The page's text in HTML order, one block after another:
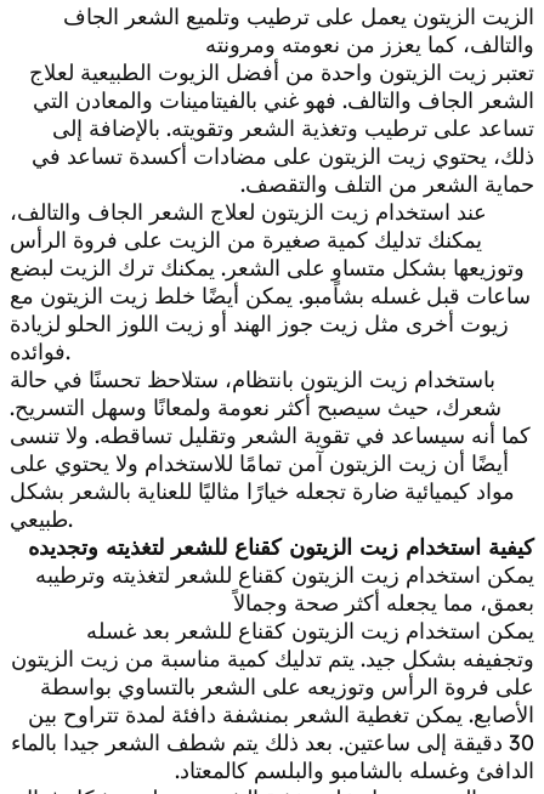
الزيت الزيتون يعمل على ترطيب وتلميع الشعر الجاف
والتالف، كما يعزز من نعومته ومرونته
تعتبر زيت الزيتون واحدة من أفضل الزيوت الطبيعية لعلاج
الشعر الجاف والتالف. فهو غني بالفيتامينات والمعادن التي
تساعد على ترطيب وتغذية الشعر وتقويته. بالإضافة إلى
ذلك، يحتوي زيت الزيتون على مضادات أكسدة تساعد في
حماية الشعر من التلف والتقصف.
عند استخدام زيت الزيتون لعلاج الشعر الجاف والتالف،
يمكنك تدليك كمية صغيرة من الزيت على فروة الرأس
وتوزيعها بشكل متساوٍ على الشعر. يمكنك ترك الزيت لبضع
ساعات قبل غسله بشامبو. يمكن أيضًا خلط زيت الزيتون مع
زيوت أخرى مثل زيت جوز الهند أو زيت اللوز الحلو لزيادة
فوائده.
باستخدام زيت الزيتون بانتظام، ستلاحظ تحسنًا في حالة
شعرك، حيث سيصبح أكثر نعومة ولمعانًا وسهل التسريح.
كما أنه سيساعد في تقوية الشعر وتقليل تساقطه. ولا تنسى
أيضًا أن زيت الزيتون آمن تمامًا للاستخدام ولا يحتوي على
مواد كيميائية ضارة تجعله خيارًا مثاليًا للعناية بالشعر بشكل
طبيعي.
كيفية استخدام زيت الزيتون كقناع للشعر لتغذيته وتجديده
يمكن استخدام زيت الزيتون كقناع للشعر لتغذيته وترطيبه
بعمق، مما يجعله أكثر صحة وجمالاً
يمكن استخدام زيت الزيتون كقناع للشعر بعد غسله
وتجفيفه بشكل جيد. يتم تدليك كمية مناسبة من زيت الزيتون
على فروة الرأس وتوزيعه على الشعر بالتساوي بواسطة
الأصابع. يمكن تغطية الشعر بمنشفة دافئة لمدة تتراوح بين
30 دقيقة إلى ساعتين. بعد ذلك يتم شطف الشعر جيدا بالماء
الدافئ وغسله بالشامبو والبلسم كالمعتاد.